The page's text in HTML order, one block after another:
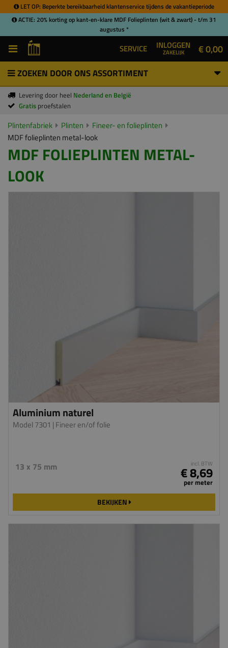
LET OP: Beperkte bereikbaarheid klantenservice tijdens de vakantieperiode
ACTIE: 20% korting op kant-en-klare MDF Folieplinten (wit & zwart) - t/m 31
augustus *
SERVICE INLOGGEN
ZAKELIJK € 0,00
ZOEKEN DOOR ONS ASSORTIMENT
Levering door heel Nederland en België
Gratis proefstalen
Plintenfabriek Plinten
Fineer- en folieplinten
MDF folieplinten metal-look
MDF FOLIEPLINTEN METAL-
LOOK
Aluminium naturel
Model 7301 | Fineer en/of folie
13 x 75 mm incl. BTW
€ 8,69
per meter
BEKIJKEN